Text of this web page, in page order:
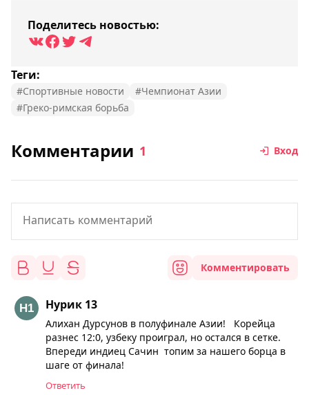
Поделитесь новостью:
Теги:
#Спортивные новости
#Чемпионат Азии
#Греко-римская борьба
Комментарии 1 Вход
Комментировать
Нурик 13
Алихан Дурсунов в полуфинале Азии! Корейца
разнес 12:0, узбеку проиграл, но остался в сетке.
Впереди индиец Сачин топим за нашего борца в
шаге от финала!
Ответить